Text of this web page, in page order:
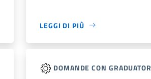
LEGGI DI PIÙ
DOMANDE CON